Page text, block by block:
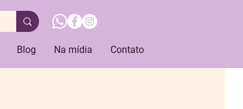
Blog Na mídia Contato